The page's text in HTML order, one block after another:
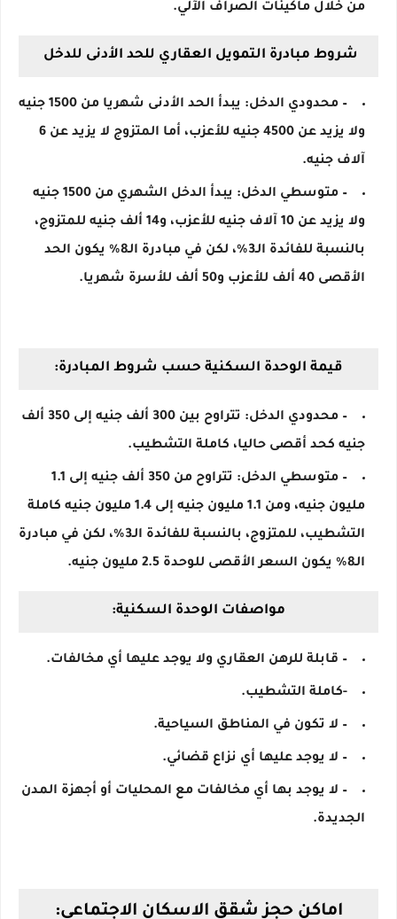
من خلال ماكينات الصراف الآلي.
شروط مبادرة التمويل العقاري للحد الأدنى للدخل
– محدودي الدخل: يبدأ الحد الأدنى شهريا من 1500 جنيه
ولا يزيد عن 4500 جنيه للأعزب، أما المتزوج لا يزيد عن 6
آلاف جنيه.
– متوسطي الدخل: يبدأ الدخل الشهري من 1500 جنيه
ولا يزيد عن 10 آلاف جنيه للأعزب، و14 ألف جنيه للمتزوج،
بالنسبة للفائدة الـ3%، لكن في مبادرة الـ8% يكون الحد
الأقصى 40 ألف للأعزب و50 ألف للأسرة شهريا.
قيمة الوحدة السكنية حسب شروط المبادرة:
– محدودي الدخل: تتراوح بين 300 ألف جنيه إلى 350 ألف
جنيه كحد أقصى حاليا، كاملة التشطيب.
– متوسطي الدخل: تتراوح من 350 ألف جنيه إلى 1.1
مليون جنيه، ومن 1.1 مليون جنيه إلى 1.4 مليون جنيه كاملة
التشطيب، للمتزوج، بالنسبة للفائدة الـ3%، لكن في مبادرة
الـ8% يكون السعر الأقصى للوحدة 2.5 مليون جنيه.
مواصفات الوحدة السكنية:
– قابلة للرهن العقاري ولا يوجد عليها أي مخالفات.
-كاملة التشطيب.
– لا تكون في المناطق السياحية.
– لا يوجد عليها أي نزاع قضائي.
– لا يوجد بها أي مخالفات مع المحليات أو أجهزة المدن
الجديدة.
اماكن حجز شقق الاسكان الاجتماعي: